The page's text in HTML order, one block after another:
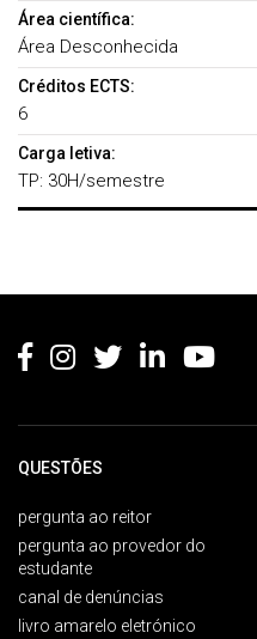
Área científica:
Área Desconhecida
Créditos ECTS:
6
Carga letiva:
TP: 30H/semestre
QUESTÕES
pergunta ao reitor
pergunta ao provedor do
estudante
canal de denúncias
livro amarelo eletrónico